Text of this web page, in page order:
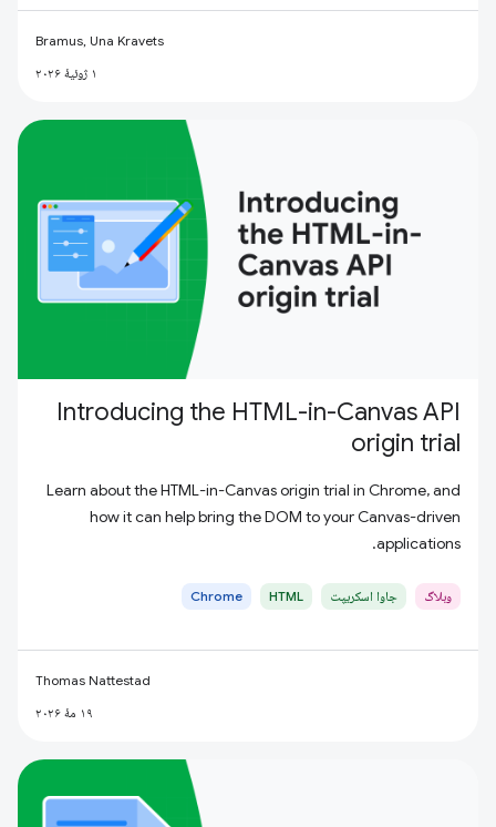
Bramus, Una Kravets
۱ ژوئیهٔ ۲۰۲۶
Introducing the HTML-in-Canvas API
origin trial
Learn about the HTML-in-Canvas origin trial in Chrome, and
how it can help bring the DOM to your Canvas-driven
applications.
وبلاگ جاوا اسکریپت HTML
Chrome
Thomas Nattestad
۱۹ مهٔ ۲۰۲۶